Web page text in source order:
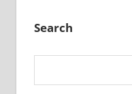
Search